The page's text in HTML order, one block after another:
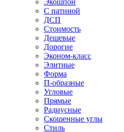
С патиной
ДСП
Стоимость
Дешевые
Дорогие
Эконом-класс
Элитные
Форма
П-образные
Угловые
Прямые
Радиусные
Скошенные углы
Стиль